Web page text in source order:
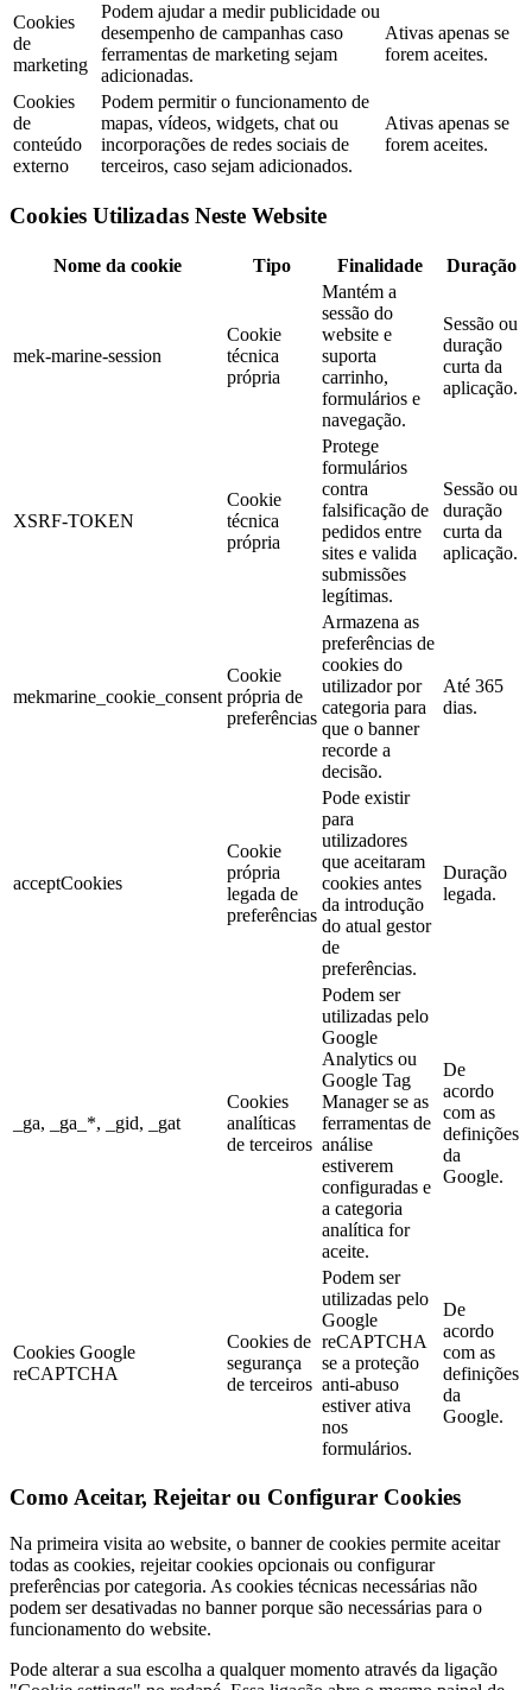
Cookies
de
marketing
Podem ajudar a medir publicidade ou
desempenho de campanhas caso
ferramentas de marketing sejam
adicionadas.
Ativas apenas se
forem aceites.
Cookies
de
conteúdo
externo
Podem permitir o funcionamento de
mapas, vídeos, widgets, chat ou
incorporações de redes sociais de
terceiros, caso sejam adicionados.
Ativas apenas se
forem aceites.
Cookies Utilizadas Neste Website
Nome da cookie Tipo Finalidade Duração
mek-marine-session
Cookie
técnica
própria
Mantém a
sessão do
website e
suporta
carrinho,
formulários e
navegação.
Sessão ou
duração
curta da
aplicação.
XSRF-TOKEN
Cookie
técnica
própria
Protege
formulários
contra
falsificação de
pedidos entre
sites e valida
submissões
legítimas.
Sessão ou
duração
curta da
aplicação.
mekmarine_cookie_consent
Cookie
própria de
preferências
Armazena as
preferências de
cookies do
utilizador por
categoria para
que o banner
recorde a
decisão.
Até 365
dias.
acceptCookies
Cookie
própria
legada de
preferências
Pode existir
para
utilizadores
que aceitaram
cookies antes
da introdução
do atual gestor
de
preferências.
Duração
legada.
_ga, _ga_*, _gid, _gat
Cookies
analíticas
de terceiros
Podem ser
utilizadas pelo
Google
Analytics ou
Google Tag
Manager se as
ferramentas de
análise
estiverem
configuradas e
a categoria
analítica for
aceite.
De
acordo
com as
definições
da
Google.
Cookies Google
reCAPTCHA
Cookies de
segurança
de terceiros
Podem ser
utilizadas pelo
Google
reCAPTCHA
se a proteção
anti-abuso
estiver ativa
nos
formulários.
De
acordo
com as
definições
da
Google.
Como Aceitar, Rejeitar ou Configurar Cookies
Na primeira visita ao website, o banner de cookies permite aceitar
todas as cookies, rejeitar cookies opcionais ou configurar
preferências por categoria. As cookies técnicas necessárias não
podem ser desativadas no banner porque são necessárias para o
funcionamento do website.
Pode alterar a sua escolha a qualquer momento através da ligação